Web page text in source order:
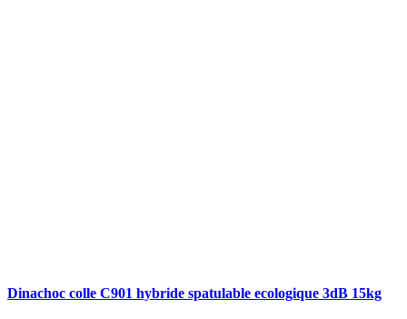
Dinachoc colle C901 hybride spatulable ecologique 3dB 15kg